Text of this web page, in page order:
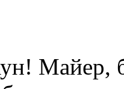
Майер,